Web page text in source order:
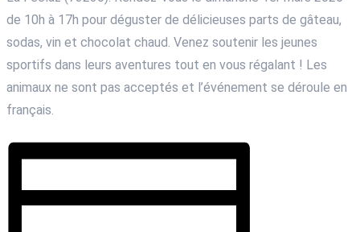
de 10h à 17h pour déguster de délicieuses parts de gâteau,
sodas, vin et chocolat chaud. Venez soutenir les jeunes
sportifs dans leurs aventures tout en vous régalant ! Les
animaux ne sont pas acceptés et l’événement se déroule en
français.